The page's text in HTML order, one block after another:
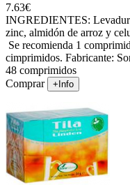
7.63€
INGREDIENTES:
zinc, almidón de arroz y
Se recomienda 1
cimprimidos. Fabricante:
48 comprimidos
Comprar
+Info